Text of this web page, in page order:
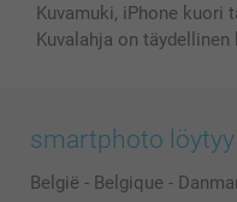
Kuvamuki, iPhone
Kuvalahja on
smartphoto
België - Belgique -